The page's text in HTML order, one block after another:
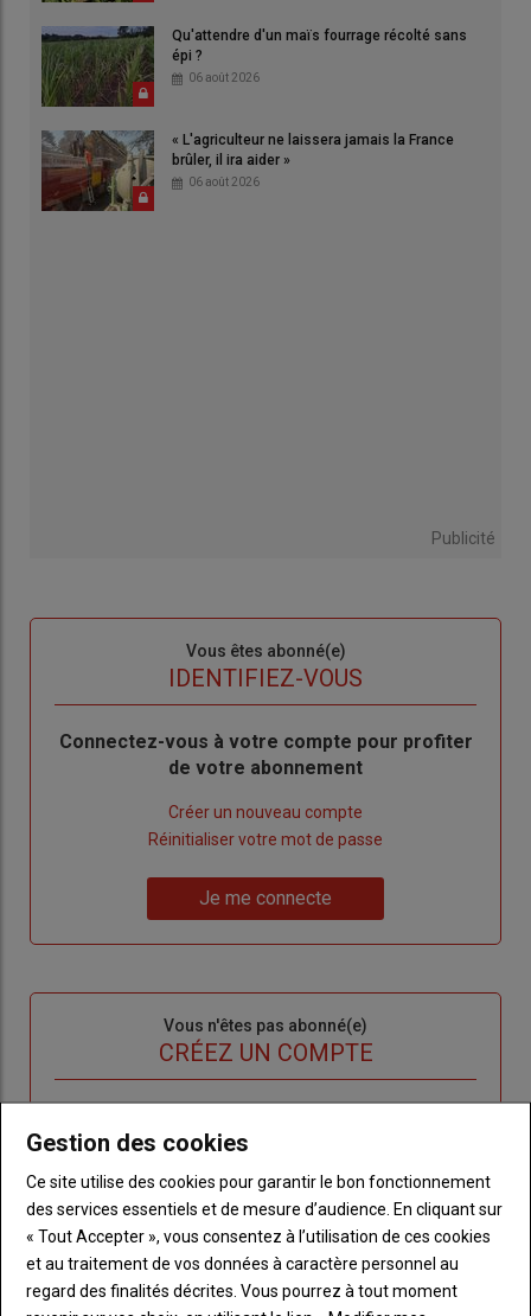
Qu'attendre d'un maïs fourrage récolté sans
épi ?
06 août 2026
« L'agriculteur ne laissera jamais la France
brûler, il ira aider »
06 août 2026
Publicité
Vous êtes abonné(e)
IDENTIFIEZ-VOUS
Body
Connectez-vous à votre compte pour profiter
de votre abonnement
Créer un nouveau compte
de
Réinitialiser votre mot de passe
me
Je me connecte
Vous n'êtes pas abonné(e)
CRÉEZ UN COMPTE
compte pour accéder à tout l'Agri53.
Lien Créez un compte
LES PLUS LUS
Gestion des cookies
Ce site utilise des cookies pour garantir le bon fonctionnement
des services essentiels et de mesure d’audience. En cliquant sur
« Tout Accepter », vous consentez à l’utilisation de ces cookies
et au traitement de vos données à caractère personnel au
regard des finalités décrites. Vous pourrez à tout moment